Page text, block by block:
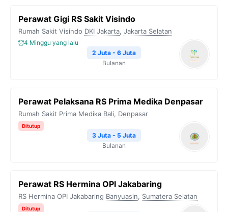
Perawat Gigi RS Sakit Visindo
Rumah Sakit Visindo DKI Jakarta, Jakarta Selatan
4 Minggu yang lalu
2 Juta - 6 Juta
Bulanan
Perawat Pelaksana RS Prima Medika Denpasar
Rumah Sakit Prima Medika Bali, Denpasar
Ditutup
3 Juta - 5 Juta
Bulanan
Perawat RS Hermina OPI Jakabaring
RS Hermina OPI Jakabaring Banyuasin, Sumatera Selatan
Ditutup